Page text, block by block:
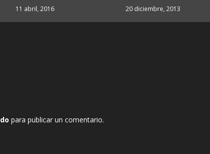
11 abril, 2016 20 diciembre, 2013
para publicar un comentario.